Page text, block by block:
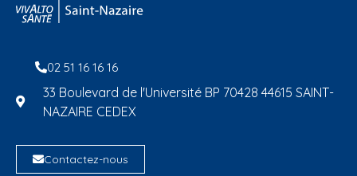
02 51 16 16 16
33 Boulevard de l'Université BP 70428 44615 SAINT-
NAZAIRE CEDEX
Contactez-nous